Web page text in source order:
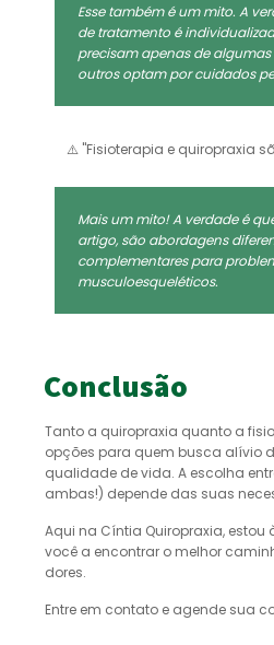
Esse também é um mito. A
de tratamento é
precisam apenas de algumas
outros optam por cuidados
⚠️ "Fisioterapia e quiropraxia
Mais um mito! A verdade é
artigo, são abordagens
complementares para
musculoesqueléticos.
Conclusão
Tanto a quiropraxia quanto a
opções para quem busca alívio
qualidade de vida. A escolha
ambas!) depende das suas
Aqui na Cíntia Quiropraxia,
você a encontrar o melhor
dores.
Entre em contato e agende sua